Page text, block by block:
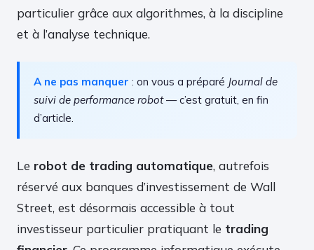
particulier grâce aux algorithmes, à la discipline
et à l’analyse technique.
A ne pas manquer : on vous a préparé Journal de
suivi de performance robot— c’est gratuit, en fin
d’article.
Le robot de trading automatique, autrefois
réservé aux banques d’investissement de Wall
Street, est désormais accessible à tout
investisseur particulier pratiquant le trading